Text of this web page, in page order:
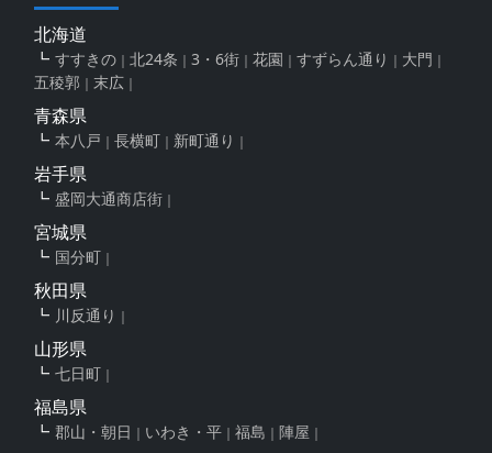
北海道
すすきの 北24条 3・6街 花園 すずらん通り
大門
五稜郭
末広
青森県
本八戸 長横町 新町通り
岩手県
盛岡大通商店街
宮城県
国分町
秋田県
川反通り
山形県
七日町
福島県
郡山・朝日 いわき・平 福島 陣屋